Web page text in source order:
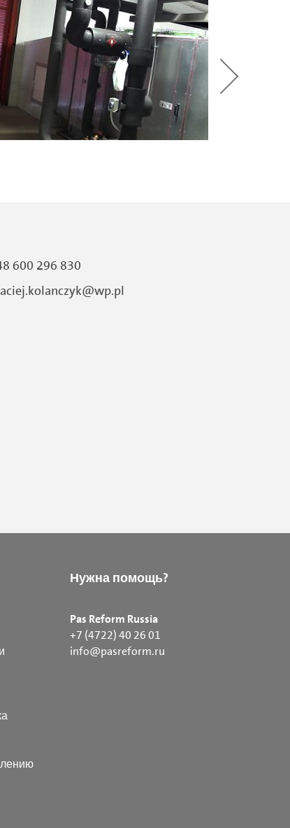
600 296 830
Нужна помощь?
Pas Reform Russia
+7 (4722) 40 26 01
info@pasreform.ru